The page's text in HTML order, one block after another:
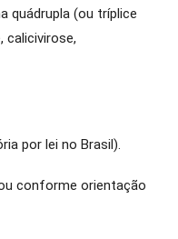
quádrupla (ou tríplice
calicivirose,
por lei no Brasil).
conforme orientação